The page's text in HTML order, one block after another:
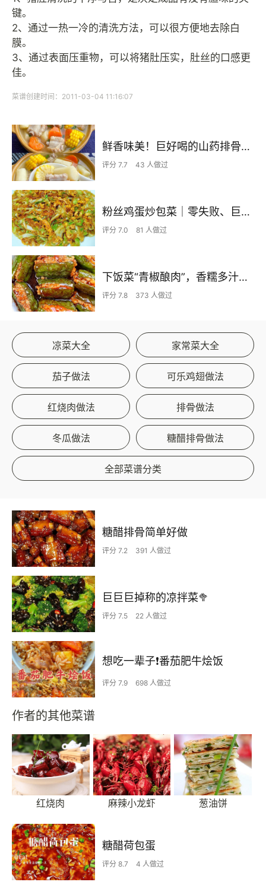
键。
2、通过一热一冷的清洗方法，可以很方便地去除白
膜。
3、通过表面压重物，可以将猪肚压实，肚丝的口感更
佳。
菜谱创建时间：2011-03-04 11:16:07
鲜香味美！巨好喝的山药排骨汤！！
评分 7.7 43 人做过
粉丝鸡蛋炒包菜｜零失败、巨下饭
评分 7.0 81 人做过
下饭菜“青椒酿肉”，香糯多汁鲜嫩下饭
评分 7.8 373 人做过
凉菜大全 家常菜大全
茄子做法 可乐鸡翅做法
红烧肉做法 排骨做法
冬瓜做法 糖醋排骨做法
全部菜谱分类
糖醋排骨简单好做
评分 7.2 391 人做过
巨巨巨掉称的凉拌菜🥦
评分 7.5 22 人做过
想吃一辈子❗️番茄肥牛烩饭
评分 7.9 698 人做过
作者的其他菜谱
红烧肉 麻辣小龙虾 葱油饼
糖醋荷包蛋
评分 8.7 4 人做过